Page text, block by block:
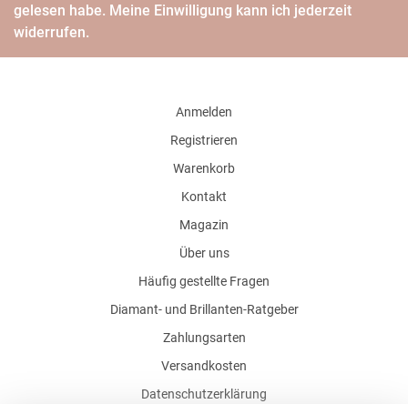
gelesen habe. Meine Einwilligung kann ich jederzeit
widerrufen.
Anmelden
Registrieren
Warenkorb
Kontakt
Magazin
Über uns
Häufig gestellte Fragen
Diamant- und Brillanten-Ratgeber
Zahlungsarten
Versandkosten
Datenschutzerklärung